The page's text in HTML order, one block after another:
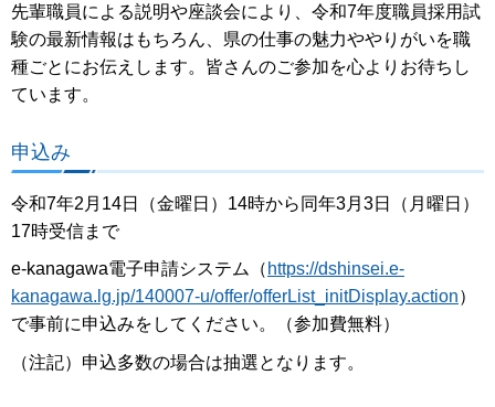
先輩職員による説明や座談会により、令和7年度職員採用試
験の最新情報はもちろん、県の仕事の魅力ややりがいを職
種ごとにお伝えします。皆さんのご参加を心よりお待ちし
ています。
申込み
令和7年2月14日（金曜日）14時から同年3月3日（月曜日）
17時受信まで
e-kanagawa電子申請システム（ https://dshinsei.e-
kanagawa.lg.jp/140007-u/offer/offerList_initDisplay.action）
で事前に申込みをしてください。（参加費無料）
（注記）申込多数の場合は抽選となります。